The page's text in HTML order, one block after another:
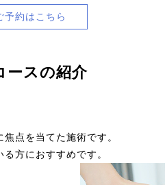
予約はこちら
ースの紹介
点を当てた施術です。
方におすすめです。